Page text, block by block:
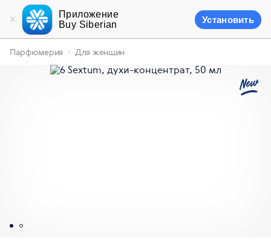
Приложение
Buy Siberian
Установить
Парфюмерия Для женщин